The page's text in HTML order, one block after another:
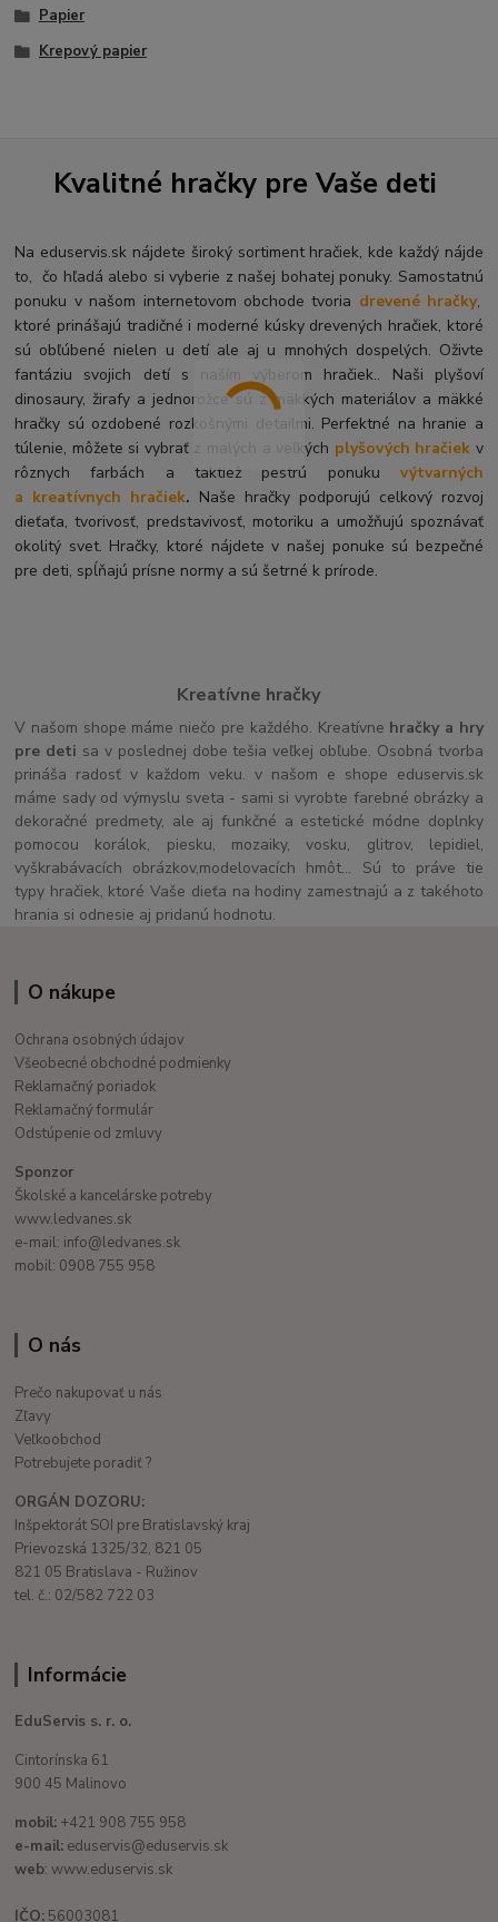
Papier
Krepový papier
Kvalitné hračky pre Vaše deti
Na eduservis.sk nájdete široký sortiment hračiek, kde každý nájde
to, čo hľadá alebo si vyberie z našej bohatej ponuky. Samostatnú
ponuku v našom internetovom obchode tvoria drevené hračky,
ktoré prinášajú tradičné i moderné kúsky drevených hračiek, ktoré
sú obľúbené nielen u detí ale aj u mnohých dospelých. Oživte
fantáziu svojich detí s naším výberom hračiek.. Naši plyšoví
dinosaury, žirafy a jednorožce sú z mäkkých materiálov a mäkké
hračky sú ozdobené rozkošnými detailmi. Perfektné na hranie a
túlenie, môžete si vybrať z malých a veľkých plyšových hračiek v
rôznych farbách a taktiež pestrú ponuku výtvarných
a kreatívnych hračiek. Naše hračky podporujú celkový rozvoj
dieťaťa, tvorivosť, predstavivosť, motoriku a umožňujú spoznávať
okolitý svet. Hračky, ktoré nájdete v našej ponuke sú bezpečné
pre deti, spĺňajú prísne normy a sú šetrné k prírode.
Kreatívne hračky
V našom shope máme niečo pre každého. Kreatívne hračky a hry
pre deti sa v poslednej dobe tešia veľkej obľube. Osobná tvorba
prináša radosť v každom veku. v našom e shope eduservis.sk
máme sady od výmyslu sveta - sami si vyrobte farebné obrázky a
dekoračné predmety, ale aj funkčné a estetické módne doplnky
pomocou korálok, piesku, mozaiky, vosku, glitrov, lepidiel,
vyškrabávacích obrázkov,modelovacích hmôt... Sú to práve tie
typy hračiek, ktoré Vaše dieťa na hodiny zamestnajú a z takéhoto
hrania si odnesie aj pridanú hodnotu.
O nákupe
Ochrana osobných údajov
Všeobecné obchodné podmienky
Reklamačný poriadok
Reklamačný formulár
Odstúpenie od zmluvy
Sponzor
Školské a kancelárske potreby
www.ledvanes.sk
e-mail: info@ledvanes.sk
mobil: 0908 755 958
O nás
Prečo nakupovať u nás
Zľavy
Veľkoobchod
Potrebujete poradiť ?
ORGÁN DOZORU:
Inšpektorát SOI pre Bratislavský kraj
Prievozská 1325/32, 821 05
821 05 Bratislava - Ružinov
tel. č.: 02/582 722 03
Informácie
EduServis s. r. o.
Cintorínska 61
900 45 Malinovo
mobil: +421 908 755 958
e-mail: eduservis@eduservis.sk
web: www.eduservis.sk
IČO: 56003081